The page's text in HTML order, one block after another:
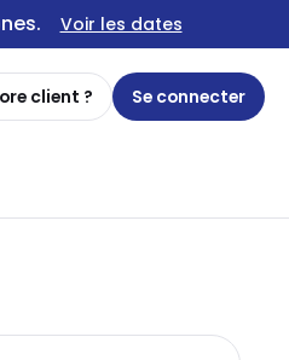
Voir les dates
client ? Se connecter